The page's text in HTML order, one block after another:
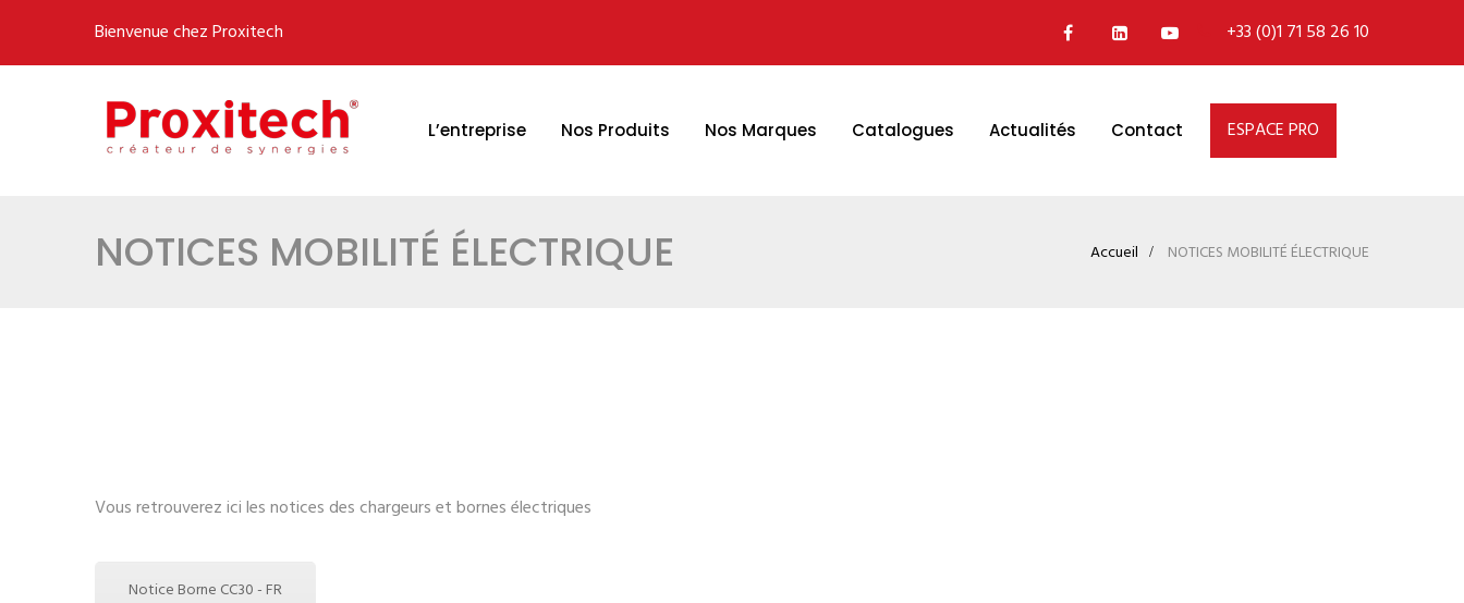
Bienvenue chez Proxitech +33 (0)1 71 58 26 10
L’entreprise Nos Produits Nos Marques Catalogues Actualités Contact ESPACE PRO
NOTICES MOBILITÉ ÉLECTRIQUE Accueil NOTICES MOBILITÉ ÉLECTRIQUE
Vous retrouverez ici les notices des chargeurs et bornes électriques
Notice Borne CC30 - FR